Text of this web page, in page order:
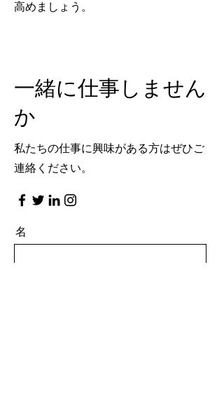
高めましょう。
一緒に仕事しません
か
私たちの仕事に興味がある方はぜひご
連絡ください。
名